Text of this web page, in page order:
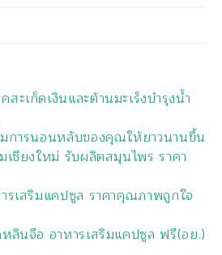
ะเก็ดเงินและต้านมะเร็งบำรุงน้ำ
การนอนหลับของคุณให้ยาวนานขึ้น
เชียงใหม่ รับผลิตสมุนไพร ราคา
รเสริมแคปซูล ราคาคุณภาพถูกใจ
ลินจือ อาหารเสริมแคปซูล ฟรี(อย.)